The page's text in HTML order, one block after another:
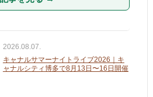
2026.08.07.
キャナルサマーナイトライブ2026｜キ
ャナルシティ博多で8月13日〜16日開催